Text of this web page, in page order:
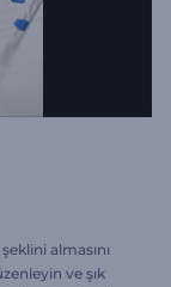
almasını
ve şık